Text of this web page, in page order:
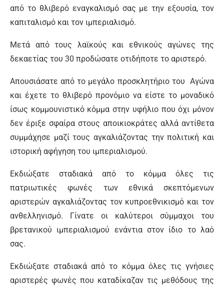
από το θλιβερό εναγκαλισμό σας με την εξουσία, τον
καπιταλισμό και τον ιμπεριαλισμό.
Μετά από τους λαϊκούς και εθνικούς αγώνες της
δεκαετίας του 30 προδώσατε οτιδήποτε το αριστερό.
Απουσιάσατε από το μεγάλο προσκλητήριο του Αγώνα
και έχετε το θλιβερό προνόμιο να είστε το μοναδικό
ίσως κομμουνιστικό κόμμα στην υφήλιο που όχι μόνον
δεν έριξε σφαίρα στους αποικιοκράτες αλλά αντίθετα
συμμάχησε μαζί τους αγκαλιάζοντας την πολιτική και
ιστορική αφήγηση του ιμπεριαλισμού.
Εκδιώξατε σταδιακά από το κόμμα όλες τις
πατριωτικές φωνές των εθνικά σκεπτόμενων
αριστερών αγκαλιάζοντας τον κυπροεθνικισμό και τον
ανθελληνισμό. Γίνατε οι καλύτεροι σύμμαχοι του
βρετανικού ιμπεριαλισμού ενάντια στον ίδιο το λαό
σας.
Εκδιώξατε σταδιακά από το κόμμα όλες τις γνήσιες
αριστερές φωνές που καταδίκαζαν τις μεθόδους της